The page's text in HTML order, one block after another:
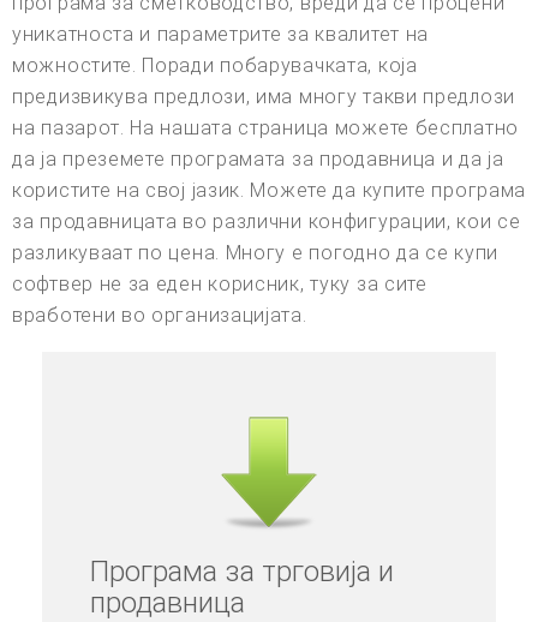
уникатноста и параметрите за квалитет на
можностите. Поради побарувачката, која
предизвикува предлози, има многу такви предлози
на пазарот. На нашата страница можете бесплатно
да ја преземете програмата за продавница и да ја
користите на свој јазик. Можете да купите програма
за продавницата во различни конфигурации, кои се
разликуваат по цена. Многу е погодно да се купи
софтвер не за еден корисник, туку за сите
вработени во организацијата.
Програма за трговија и
продавница